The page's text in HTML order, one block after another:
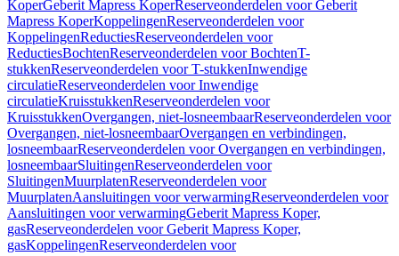
KoperGeberit Mapress KoperReserveonderdelen voor Geberit
Mapress KoperKoppelingenReserveonderdelen voor
KoppelingenReductiesReserveonderdelen voor
ReductiesBochtenReserveonderdelen voor BochtenT-
stukkenReserveonderdelen voor T-stukkenInwendige
circulatieReserveonderdelen voor Inwendige
circulatieKruisstukkenReserveonderdelen voor
KruisstukkenOvergangen, niet-losneembaarReserveonderdelen voor
Overgangen, niet-losneembaarOvergangen en verbindingen,
losneembaarReserveonderdelen voor Overgangen en verbindingen,
losneembaarSluitingenReserveonderdelen voor
SluitingenMuurplatenReserveonderdelen voor
MuurplatenAansluitingen voor verwarmingReserveonderdelen voor
Aansluitingen voor verwarmingGeberit Mapress Koper,
gasReserveonderdelen voor Geberit Mapress Koper,
gasKoppelingenReserveonderdelen voor